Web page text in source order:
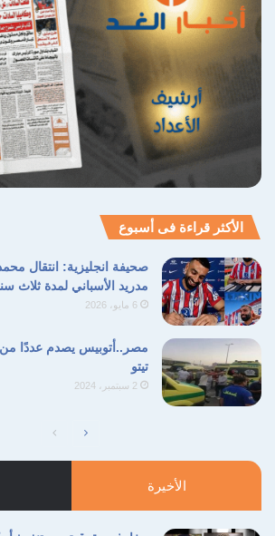
الأكثر قراءة فى أسبوع
صحيفة انجليزية: انتقال
مدريد الأسباني لمدة ثلاث
6 مايو، 2026
مصر..أتوبيس يصدم عددًا
تيتو
2 سبتمبر، 2024
الصفحة
السابقة
الصفحة
التالية
الأخيرة